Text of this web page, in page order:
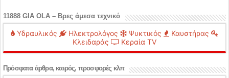
11888 GIA OLA – Βρες άμεσα τεχνικό
Υδραυλικός Ηλεκτρολόγος Ψυκτικός
Καυστήρας
Κλειδαράς
Κεραία TV
Πρόσφατα άρθρα, καιρός, προσφορές κλπ